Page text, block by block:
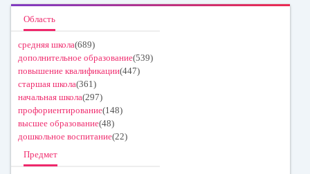
Область
средняя школа(689)
дополнительное образование(539)
повышение квалификации(447)
старшая школа(361)
начальная школа(297)
профориентирование(148)
высшее образование(48)
дошкольное воспитание(22)
Предмет